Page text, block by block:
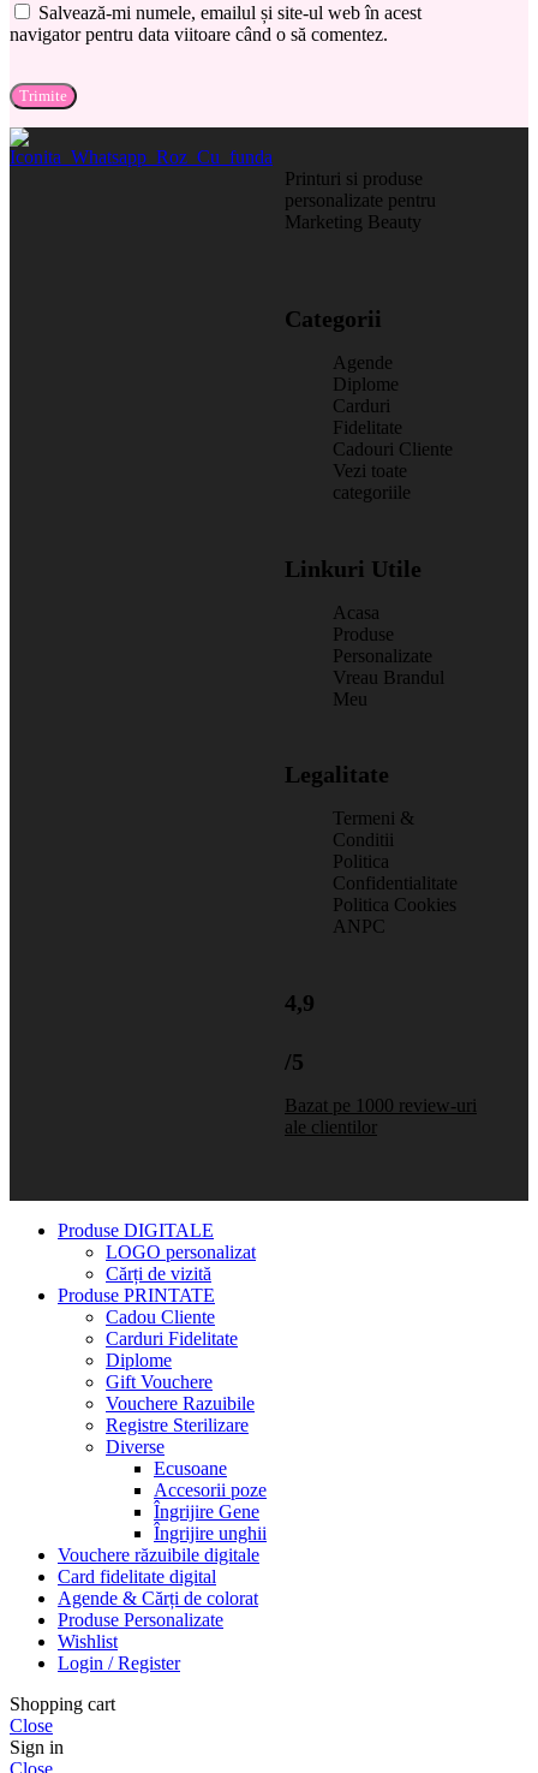
Salvează-mi numele, emailul și site-ul web în acest
navigator pentru data viitoare când o să comentez.
Printuri si produse
personalizate pentru
Marketing Beauty
Categorii
Agende
Diplome
Carduri
Fidelitate
Cadouri Cliente
Vezi toate
categoriile
Linkuri Utile
Acasa
Produse
Personalizate
Vreau Brandul
Meu
Legalitate
Termeni &
Conditii
Politica
Confidentialitate
Politica Cookies
ANPC
4,9
/5
Bazat pe 1000 review-uri
ale clientilor
Produse DIGITALE
LOGO personalizat
Cărți de vizită
Produse PRINTATE
Cadou Cliente
Carduri Fidelitate
Diplome
Gift Vouchere
Vouchere Razuibile
Registre Sterilizare
Diverse
Ecusoane
Accesorii poze
Îngrijire Gene
Îngrijire unghii
Vouchere răzuibile digitale
Card fidelitate digital
Agende & Cărți de colorat
Produse Personalizate
Wishlist
Login / Register
Shopping cart
Close
Sign in